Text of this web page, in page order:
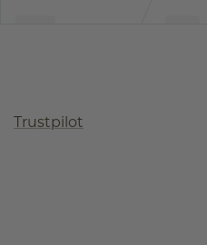
Trustpilot